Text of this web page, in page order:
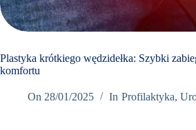
Book
Appointment
+48
Plastyka krótkiego wędzidełka: Szybki
komfortu
On 28/01/2025 In Profilaktyka,